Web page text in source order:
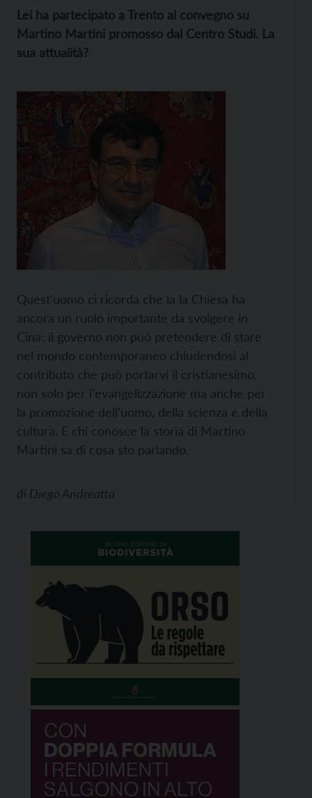
Lei ha partecipato a Trento al convegno su
Martino Martini promosso dal Centro Studi. La
sua attualità?
Quest'uomo ci ricorda che la la Chiesa ha
ancora un ruolo importante da svolgere in
Cina: il governo non può pretendere di stare
nel mondo contemporaneo chiudendosi al
contributo che può portarvi il cristianesimo,
non solo per l'evangelizzazione ma anche per
la promozione dell'uomo, della scienza e della
cultura. E chi conosce la storia di Martino
Martini sa di cosa sto parlando.
di Diego Andreatta